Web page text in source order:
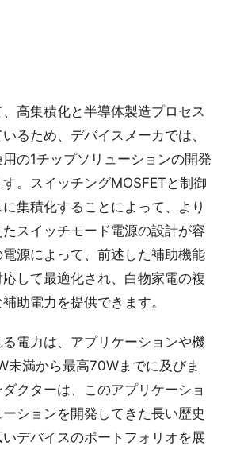
高集積化と半導体製造プロセス
るため、デバイスメーカでは、
の1チップソリューションの開発
。スイッチングMOSFETと制御
集積化することによって、より
スイッチモード電源の設計が容
源によって、前述した補助機能
して最適化され、白物家電の複
助電力を提供できます。
電力は、アプリケーションや機
未満から最高70Wまでに及びま
クターは、このアプリケーショ
ションを開発してきた長い歴史
デバイスのポートフォリオを展